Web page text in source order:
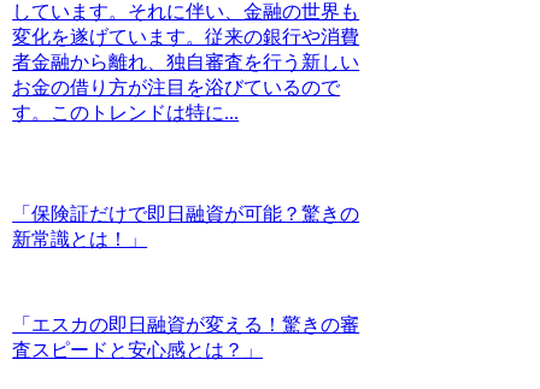
しています。それに伴い、金融の世界も
変化を遂げています。従来の銀行や消費
者金融から離れ、独自審査を行う新しい
お金の借り方が注目を浴びているので
す。このトレンドは特に...
「保険証だけで即日融資が可能？驚きの
新常識とは！」
「エスカの即日融資が変える！驚きの審
査スピードと安心感とは？」